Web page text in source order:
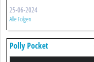
25-06-2024
Alle Folgen
Polly Pocket